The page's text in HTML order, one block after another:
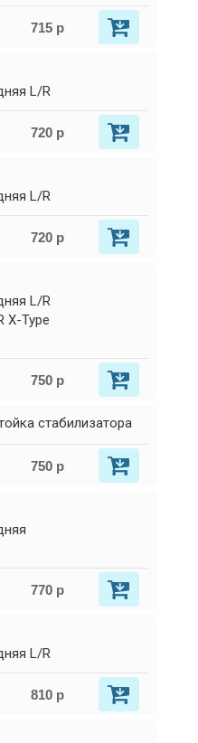
715 р
L/R
720 р
L/R
720 р
L/R
X-Type
750 р
стабилизатора
750 р
770 р
L/R
810 р